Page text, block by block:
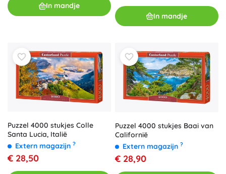
In mandje
In mandje
Puzzel 4000 stukjes Colle
Santa Lucia, Italië
Extern magazijn ?
€ 28,50
Puzzel 4000 stukjes Baai van
Californië
Extern magazijn ?
€ 28,90